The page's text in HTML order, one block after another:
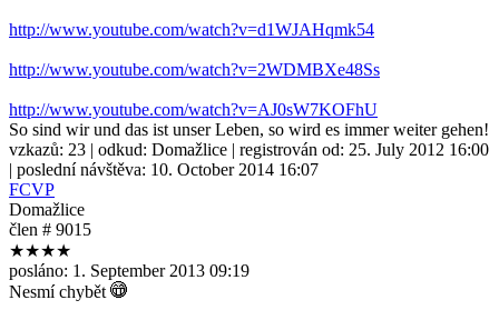
http://www.youtube.com/watch?v=d1WJAHqmk54
http://www.youtube.com/watch?v=2WDMBXe48Ss
http://www.youtube.com/watch?v=AJ0sW7KOFhU
So sind wir und das ist unser Leben, so wird es immer weiter gehen!
vzkazů: 23 | odkud: Domažlice | registrován od: 25. July 2012 16:00
| poslední návštěva: 10. October 2014 16:07
FCVP
Domažlice
člen # 9015
★★★★
posláno: 1. September 2013 09:19
Nesmí chybět